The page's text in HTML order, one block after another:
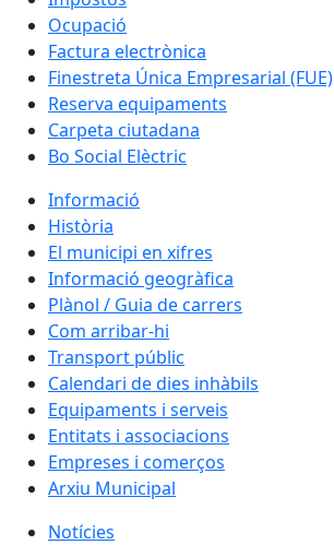
Ocupació
Factura electrònica
Finestreta Única Empresarial (FUE)
Reserva equipaments
Carpeta ciutadana
Bo Social Elèctric
Informació
Història
El municipi en xifres
Informació geogràfica
Plànol / Guia de carrers
Com arribar-hi
Transport públic
Calendari de dies inhàbils
Equipaments i serveis
Entitats i associacions
Empreses i comerços
Arxiu Municipal
Notícies